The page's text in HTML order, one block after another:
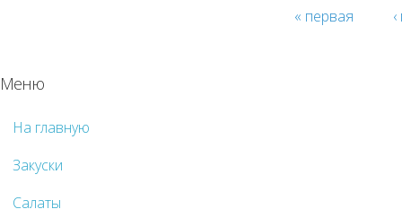
« первая
Меню
На главную
Закуски
Салаты